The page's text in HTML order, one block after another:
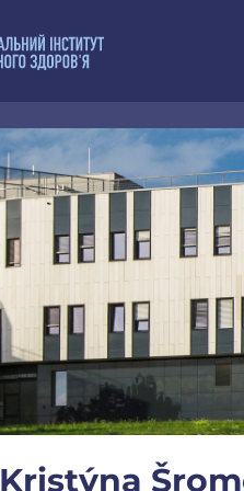
Kristýna